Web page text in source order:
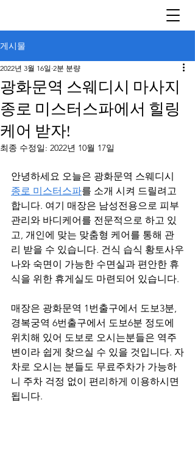
게시물
광화문역 스웨디시 마사지
종로 미스터스파에서 힐링
케어 받자!
2022년 3월 16일 2분 분량
최종 수정일: 2022년 10월 17일
안녕하세요 오늘은 광화문역 스웨디시
종로 미스터스파를 소개 시켜 드릴려고
합니다. 여기 매장은 남성전용으로 피부
관리와 바디케어를 전문적으로 하고 있
고, 개인에 맞는 맞춤형 케어를 통해 관
리 받을 수 있습니다. 건식 습식 황토사우
나와 숙면이 가능한 수면실과 편안한 휴
식을 위한 휴게실도 마련되어 있습니다.
매장은 광화문역 1번출구에서 도보3분,
경복궁역 6번출구에서 도보6분 정도에
위치해 있어 도보로 오시는분들은 역주
변이라 쉽게 찾으실 수 있을 것입니다. 자
차로 오시는 분들도 무료주차가 가능하
니 주차 걱정 없이 편리하게 이용하시면
됩니다.